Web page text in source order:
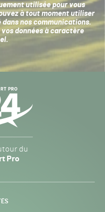
utilisée pour vous
à tout moment utiliser
nos communications.
données à caractère
.
du
Pro